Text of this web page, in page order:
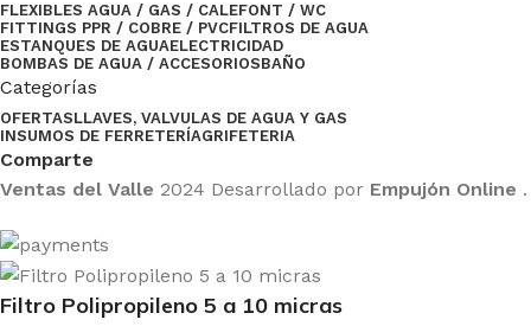
FLEXIBLES AGUA / GAS / CALEFONT / WC
FITTINGS PPR / COBRE / PVCFILTROS DE AGUA
ESTANQUES DE AGUAELECTRICIDAD
BOMBAS DE AGUA / ACCESORIOSBAÑO
Categorías
OFERTASLLAVES, VALVULAS DE AGUA Y GAS
INSUMOS DE FERRETERÍAGRIFETERIA
Comparte
Ventas del Valle 2024 Desarrollado por Empujón Online .
Filtro Polipropileno 5 a 10 micras